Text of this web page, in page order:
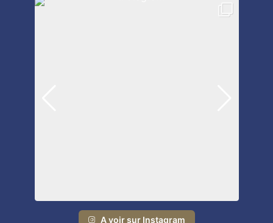
A voir sur Instagram